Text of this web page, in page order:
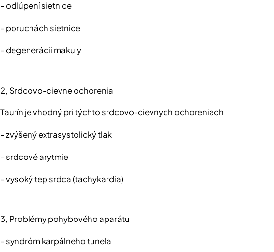
- odlúpení sietnice
- poruchách sietnice
- degenerácii makuly
2, Srdcovo-cievne ochorenia
Taurín je vhodný pri týchto srdcovo-cievnych ochoreniach
- zvýšený extrasystolický tlak
- srdcové arytmie
- vysoký tep srdca (tachykardia)
3, Problémy pohybového aparátu
- syndróm karpálneho tunela